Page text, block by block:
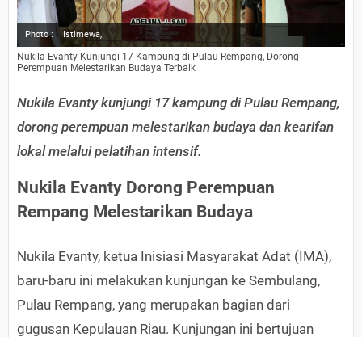
Photo : Istimewa,
Nukila Evanty Kunjungi 17 Kampung di Pulau Rempang, Dorong
Perempuan Melestarikan Budaya Terbaik
Nukila Evanty kunjungi 17 kampung di Pulau Rempang,
dorong perempuan melestarikan budaya dan kearifan
lokal melalui pelatihan intensif.
Nukila Evanty Dorong Perempuan
Rempang Melestarikan Budaya
Nukila Evanty, ketua Inisiasi Masyarakat Adat (IMA),
baru-baru ini melakukan kunjungan ke Sembulang,
Pulau Rempang, yang merupakan bagian dari
gugusan Kepulauan Riau. Kunjungan ini bertujuan